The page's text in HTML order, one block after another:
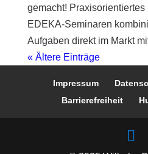
gemacht! Praxisorientiertes
EDEKA-Seminaren
Aufgaben direkt im Markt
« Ältere Einträge
Impressum
Barrierefreiheit